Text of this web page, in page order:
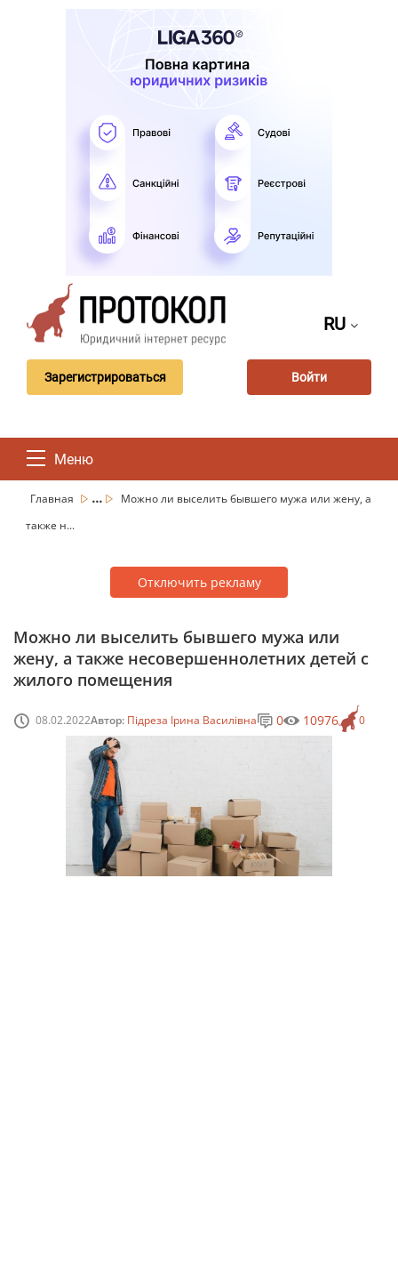
RU
Зарегистрироваться Войти
Меню
Главная ...
Можно ли выселить бывшего мужа или жену, а
также н...
Отключить рекламу
Можно ли выселить бывшего мужа или
жену, а также несовершеннолетних детей с
жилого помещения
08.02.2022Автор: Підреза Ірина Василівна 0
0 10976